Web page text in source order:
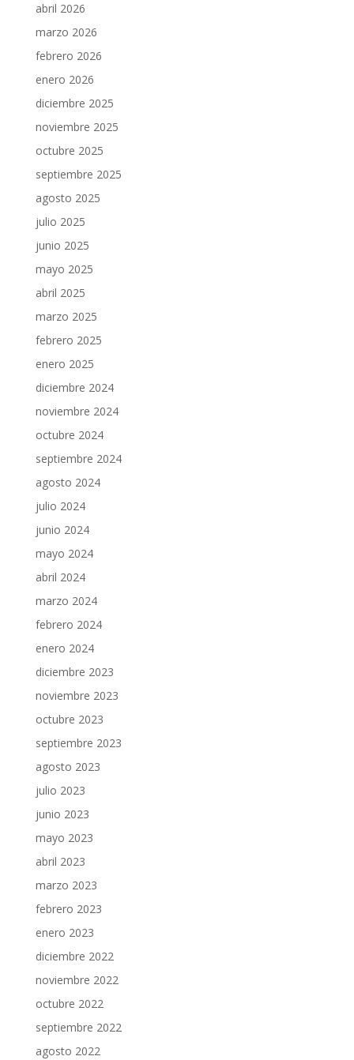
abril 2026
marzo 2026
febrero 2026
enero 2026
diciembre 2025
noviembre 2025
octubre 2025
septiembre 2025
agosto 2025
julio 2025
junio 2025
mayo 2025
abril 2025
marzo 2025
febrero 2025
enero 2025
diciembre 2024
noviembre 2024
octubre 2024
septiembre 2024
agosto 2024
julio 2024
junio 2024
mayo 2024
abril 2024
marzo 2024
febrero 2024
enero 2024
diciembre 2023
noviembre 2023
octubre 2023
septiembre 2023
agosto 2023
julio 2023
junio 2023
mayo 2023
abril 2023
marzo 2023
febrero 2023
enero 2023
diciembre 2022
noviembre 2022
octubre 2022
septiembre 2022
agosto 2022